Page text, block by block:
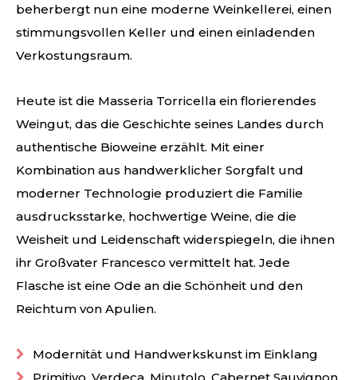
beherbergt nun eine moderne Weinkellerei, einen
stimmungsvollen Keller und einen einladenden
Verkostungsraum.
Heute ist die Masseria Torricella ein florierendes
Weingut, das die Geschichte seines Landes durch
authentische Bioweine erzählt. Mit einer
Kombination aus handwerklicher Sorgfalt und
moderner Technologie produziert die Familie
ausdrucksstarke, hochwertige Weine, die die
Weisheit und Leidenschaft widerspiegeln, die ihnen
ihr Großvater Francesco vermittelt hat. Jede
Flasche ist eine Ode an die Schönheit und den
Reichtum von Apulien.
Modernität und Handwerkskunst im Einklang